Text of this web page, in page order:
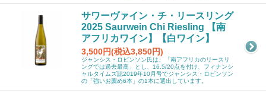
サワーヴァイン・チ・リースリング
2025 Saurwein Chi Riesling 【南
アフリカワイン】【白ワイン】
3,500円(税込3,850円)
ジャンシス・ロビンソン氏は、「南アフリカのリースリ
ングでは過去最高」とし、16.5/20点を付け、フィナンシ
ャルタイムズ誌2019年10月号でジャンシス・ロビンソン
の「強いお薦め6本」の1本に選出しています。